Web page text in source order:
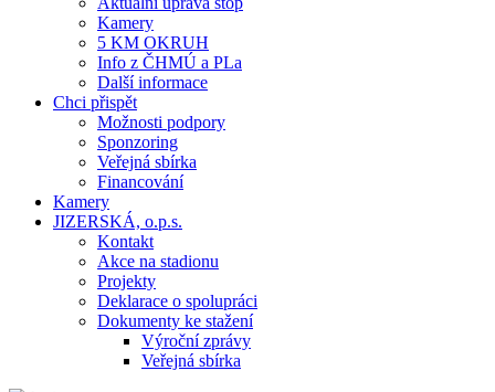
Kamery
5 KM OKRUH
Info z ČHMÚ a PLa
Další informace
Chci přispět
Možnosti podpory
Sponzoring
Veřejná sbírka
Financování
Kamery
JIZERSKÁ, o.p.s.
Kontakt
Akce na stadionu
Projekty
Deklarace o spolupráci
Dokumenty ke stažení
Výroční zprávy
Veřejná sbírka